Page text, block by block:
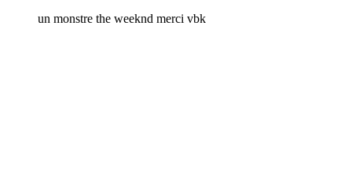
un monstre the weeknd merci vbk